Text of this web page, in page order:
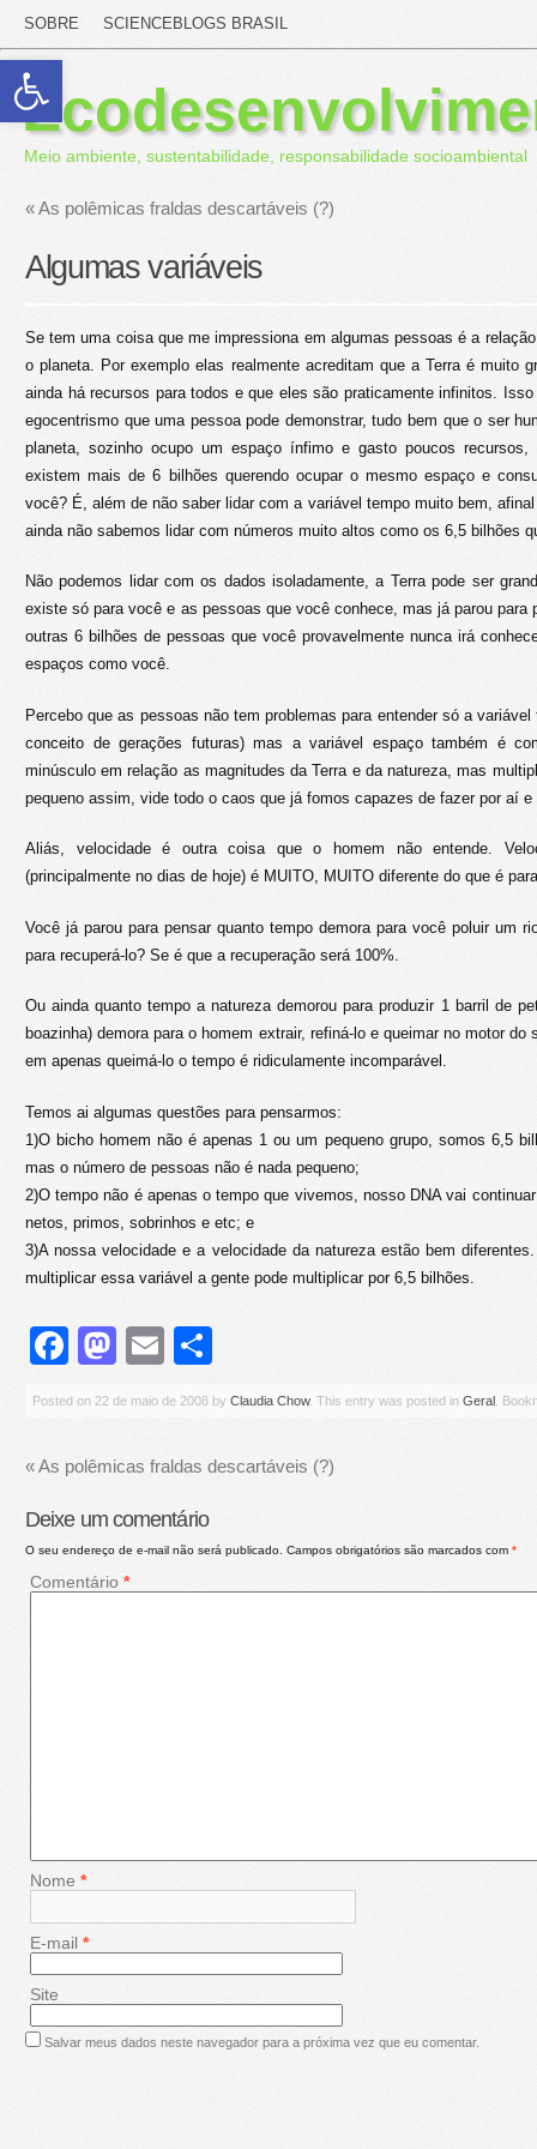
Abrir a barra de ferramentas
SOBRE SCIENCEBLOGS BRASIL
Meio ambiente, sustentabilidade, responsabilidade socioambiental
«As polêmicas fraldas descartáveis (?)
Algumas variáveis
Se tem uma coisa que me impressiona em algumas pessoas é a
o planeta. Por exemplo elas realmente acreditam que a Terra é muito
ainda há recursos para todos e que eles são praticamente infinitos.
egocentrismo que uma pessoa pode demonstrar, tudo bem que o ser
planeta, sozinho ocupo um espaço ínfimo e gasto poucos
existem mais de 6 bilhões querendo ocupar o mesmo espaço e
você? É, além de não saber lidar com a variável tempo muito bem,
ainda não sabemos lidar com números muito altos como os 6,5 bilhões
Não podemos lidar com os dados isoladamente, a Terra pode ser
existe só para você e as pessoas que você conhece, mas já parou para
outras 6 bilhões de pessoas que você provavelmente nunca irá
espaços como você.
Percebo que as pessoas não tem problemas para entender só a
conceito de gerações futuras) mas a variável espaço também é
minúsculo em relação as magnitudes da Terra e da natureza, mas
pequeno assim, vide todo o caos que já fomos capazes de fazer por aí
Aliás, velocidade é outra coisa que o homem não entende.
(principalmente no dias de hoje) é MUITO, MUITO diferente do que é
Você já parou para pensar quanto tempo demora para você poluir um
para recuperá-lo? Se é que a recuperação será 100%.
Ou ainda quanto tempo a natureza demorou para produzir 1 barril de
boazinha) demora para o homem extrair, refiná-lo e queimar no motor
em apenas queimá-lo o tempo é ridiculamente incomparável.
Temos ai algumas questões para pensarmos:
1)O bicho homem não é apenas 1 ou um pequeno grupo, somos 6,5
mas o número de pessoas não é nada pequeno;
2)O tempo não é apenas o tempo que vivemos, nosso DNA vai
netos, primos, sobrinhos e etc; e
3)A nossa velocidade e a velocidade da natureza estão bem
multiplicar essa variável a gente pode multiplicar por 6,5 bilhões.
Facebook
Mastodon
Email
Posted on 22 de maio de 2008 by Claudia Chow. This entry was posted in Geral .
«As polêmicas fraldas descartáveis (?)
Deixe um comentário
O seu endereço de e-mail não será publicado. Campos obrigatórios são marcados com *
Comentário *
Nome *
E-mail *
Site
Salvar meus dados neste navegador para a próxima vez que eu comentar.